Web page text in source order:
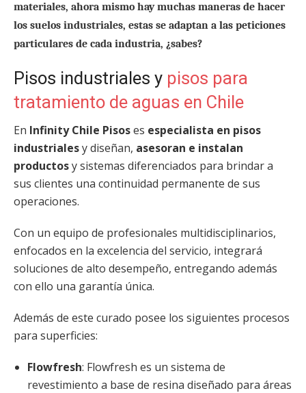
materiales, ahora mismo hay muchas maneras de hacer
los suelos industriales, estas se adaptan a las peticiones
particulares de cada industria, ¿sabes?
Pisos industriales y pisos para
tratamiento de aguas en Chile
En Infinity Chile Pisoses especialista en pisos
industrialesy diseñan, asesoran e instalan
productosy sistemas diferenciados para brindar a
sus clientes una continuidad permanente de sus
operaciones.
Con un equipo de profesionales multidisciplinarios,
enfocados en la excelencia del servicio, integrará
soluciones de alto desempeño, entregando además
con ello una garantía única.
Además de este curado posee los siguientes procesos
para superficies:
Flowfresh: Flowfresh es un sistema de
revestimiento a base de resina diseñado para áreas